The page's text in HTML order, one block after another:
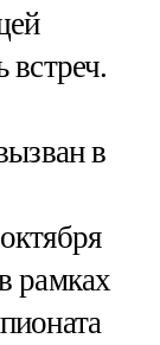
встреч.
в
рамках